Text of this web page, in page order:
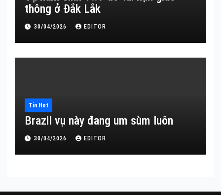
thông ở Đắk Lắk
30/04/2026 EDITOR
Tin Hot
Brazil vụ này đang um sùm luôn
30/04/2026 EDITOR